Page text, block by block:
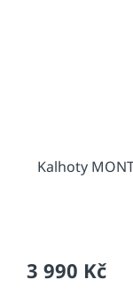
Kalhoty
3 990 Kč